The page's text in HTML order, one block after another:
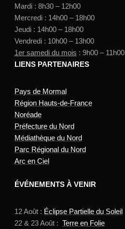
Mardi : 8h30 – 12h00
Mercredi : 14h00 – 18h00
Jeudi : 14h00 – 18h00
Vendredi : 10h00 – 13h00
1er samedi du mois : 9h00 – 11h00
LIENS PARTENAIRES
Pays de Mormal
Région Hauts-de-France
Noréade
Préfecture du Nord
Médiathèque du Nord
Parc Régional du Nord
Arc en Ciel
ÉVÉNEMENTS À VENIR
12 Août : Éclipse Partielle du Soleil
22 & 23 Août : Terre en Folie